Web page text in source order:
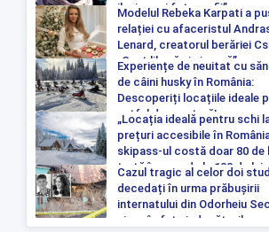
iluzia unei fotografii”
Modelul Rebeka Karpati a
relației cu afaceristul
Lenard, creatorul berăriei
„Sunt liberă și singură”
Experiențe de neuitat cu
de câini husky în România:
Descoperiți locațiile ideale
astfel de aventură!
„Locația ideală pentru schi
prețuri accesibile în
skipass-ul costă doar 80 de
tartă începe de la 100 de lei
noapte”
Cazul tragic al celor doi
decedați în urma prăbușirii
internatului din Odorheiu
ajuns în fața judecătorilor